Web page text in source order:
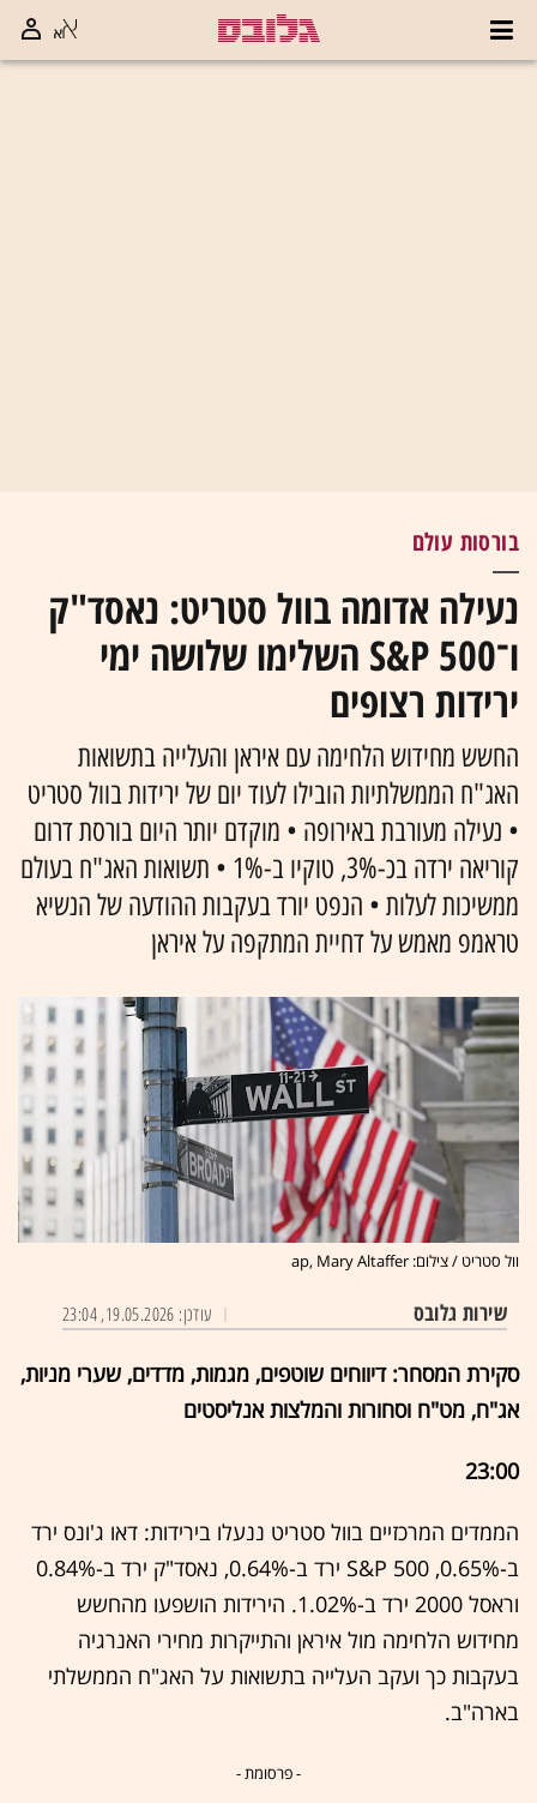
בורסות עולם
נעילה אדומה בוול סטריט: נאסד"ק
ו־S&P 500 השלימו שלושה ימי
ירידות רצופים
החשש מחידוש הלחימה עם איראן והעלייה בתשואות
האג"ח הממשלתיות הובילו לעוד יום של ירידות בוול סטריט
• נעילה מעורבת באירופה • מוקדם יותר היום בורסת דרום
קוריאה ירדה בכ-3%, טוקיו ב-1% • תשואות האג"ח בעולם
ממשיכות לעלות • הנפט יורד בעקבות ההודעה של הנשיא
טראמפ מאמש על דחיית המתקפה על איראן
וול סטריט / צילום: ap, Mary Altaffer
שירות גלובס עודכן: 19.05.2026, 23:04
סקירת המסחר: דיווחים שוטפים, מגמות, מדדים, שערי מניות,
אג"ח, מט"ח וסחורות והמלצות אנליסטים
23:00
הממדים המרכזיים בוול סטריט ננעלו בירידות: דאו ג'ונס ירד
ב-0.65%, S&P 500 ירד ב-0.64%, נאסד"ק ירד ב-0.84%
וראסל 2000 ירד ב-1.02%. הירידות הושפעו מהחשש
מחידוש הלחימה מול איראן והתייקרות מחירי האנרגיה
בעקבות כך ועקב העלייה בתשואות על האג"ח הממשלתי
בארה"ב.
- פרסומת -